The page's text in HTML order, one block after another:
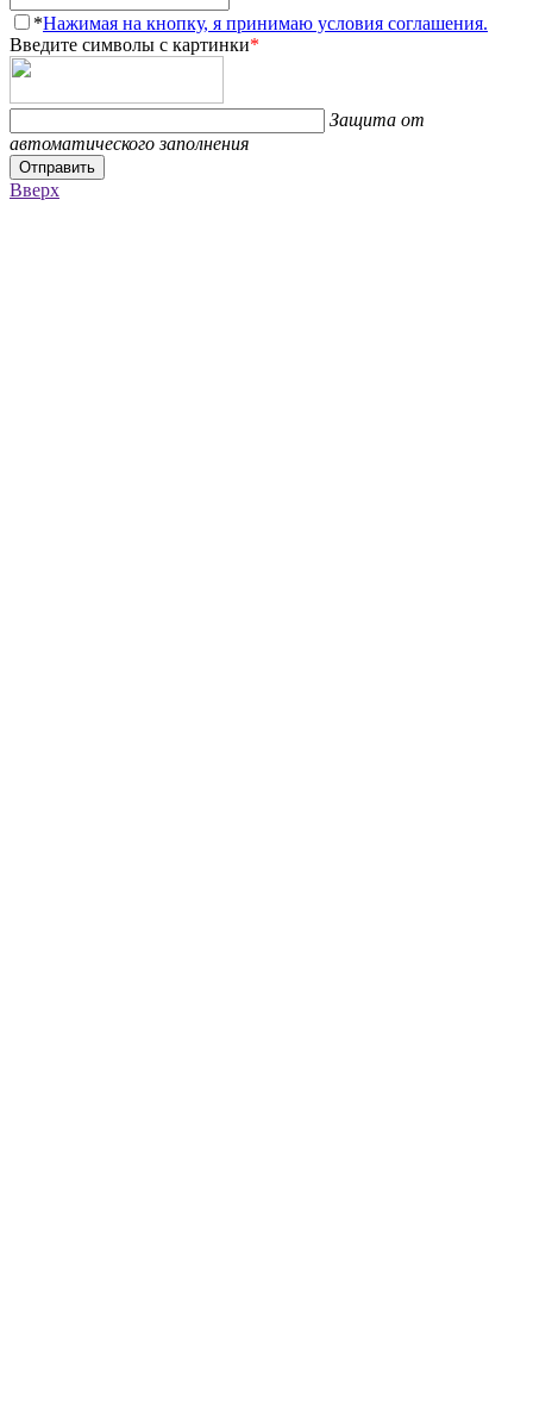
*Нажимая на кнопку, я принимаю условия соглашения.
Введите символы с картинки*
Защита от
автоматического заполнения
Отправить
Вверх